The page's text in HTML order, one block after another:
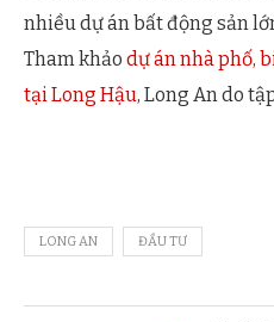
nhiều dự án bất động sản
Tham khảo dự án nhà phố,
tại Long Hậu, Long An do
LONG AN ĐẦU TƯ